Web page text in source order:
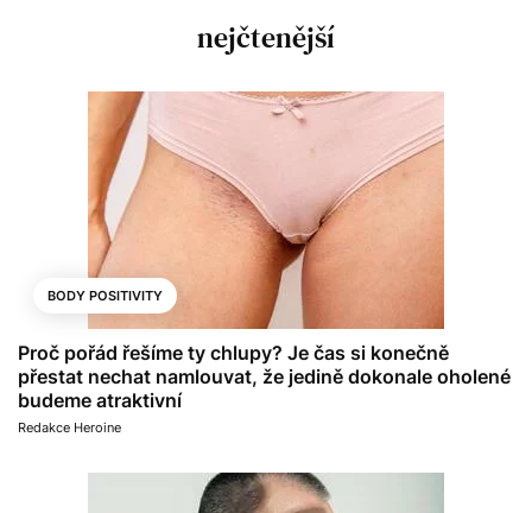
nejčtenější
BODY POSITIVITY
Proč pořád řešíme ty chlupy? Je čas si konečně
přestat nechat namlouvat, že jedině dokonale oholené
budeme atraktivní
Redakce Heroine